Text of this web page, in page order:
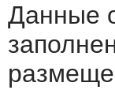
Данные